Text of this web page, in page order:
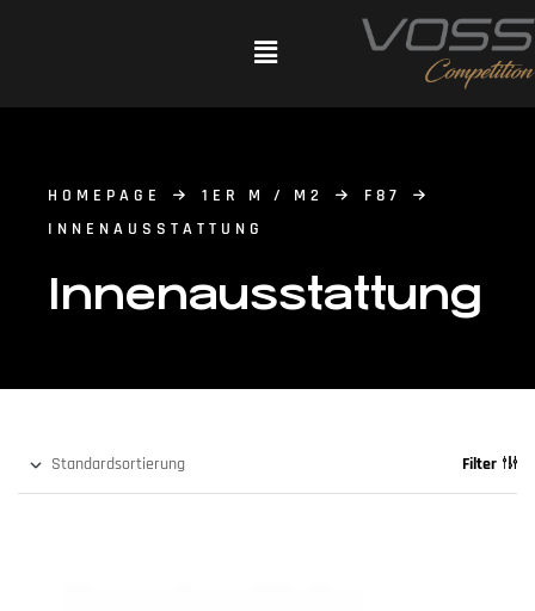
HOMEPAGE 1ER M / M2
F87
INNENAUSSTATTUNG
Innenausstattung
Filter